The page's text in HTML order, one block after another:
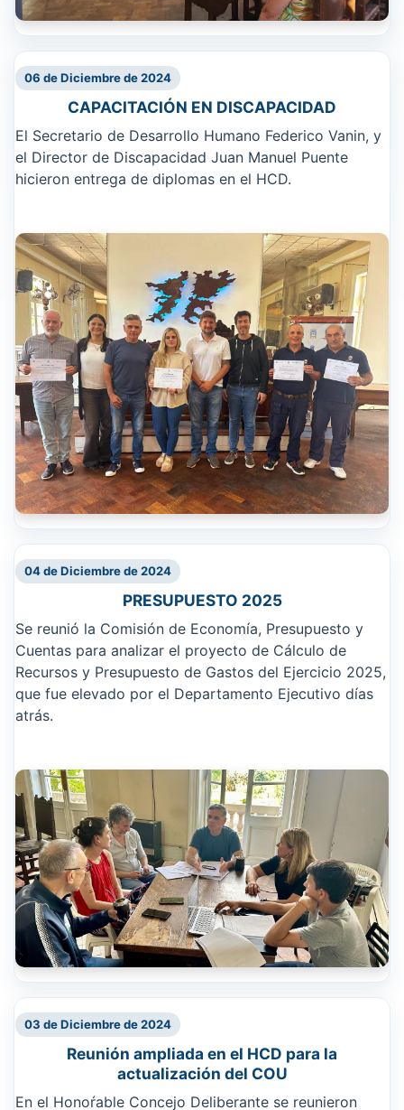
06 de Diciembre de 2024
CAPACITACIÓN EN DISCAPACIDAD
El Secretario de Desarrollo Humano Federico Vanin, y
el Director de Discapacidad Juan Manuel Puente
hicieron entrega de diplomas en el HCD.
04 de Diciembre de 2024
PRESUPUESTO 2025
Se reunió la Comisión de Economía, Presupuesto y
Cuentas para analizar el proyecto de Cálculo de
Recursos y Presupuesto de Gastos del Ejercicio 2025,
que fue elevado por el Departamento Ejecutivo días
atrás.
03 de Diciembre de 2024
Reunión ampliada en el HCD para la
actualización del COU
En el Honoŕable Concejo Deliberante se reunieron